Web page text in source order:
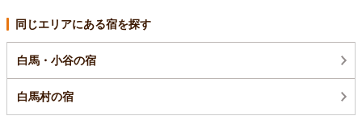
同じエリアにある宿を探す
白馬・小谷の宿
白馬村の宿